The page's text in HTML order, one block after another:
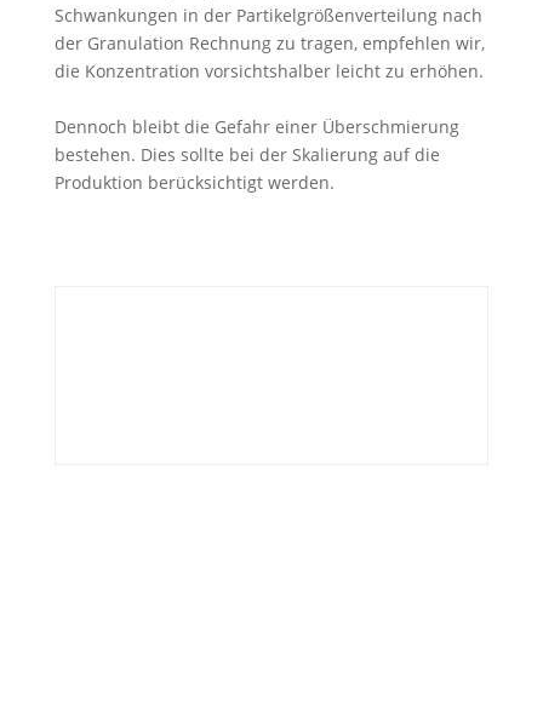
Schwankungen in der Partikelgrößenverteilung nach
der Granulation Rechnung zu tragen, empfehlen wir,
die Konzentration vorsichtshalber leicht zu erhöhen.
Dennoch bleibt die Gefahr einer Überschmierung
bestehen. Dies sollte bei der Skalierung auf die
Produktion berücksichtigt werden.